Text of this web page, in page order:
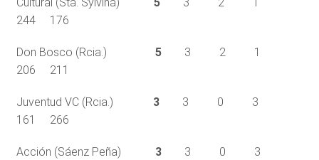
Cultural (Sta. Sylvina) 53 2 1
244 176
Don Bosco (Rcia.) 53 2 1
206 211
Juventud VC (Rcia.) 33 0 3
161 266
Acción (Sáenz Peña) 33 0 3